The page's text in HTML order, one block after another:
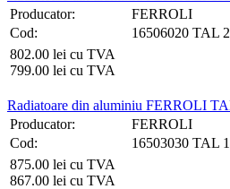
Producator:
FERROLI
Cod:
16506020 TAL
802.00 lei cu TVA
799.00 lei cu TVA
Radiatoare din aluminiu FERROLI
Producator:
FERROLI
Cod:
16503030 TAL
875.00 lei cu TVA
867.00 lei cu TVA